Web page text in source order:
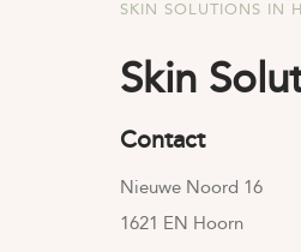
SKIN SOLUTIONS IN
Skin
Contact
Nieuwe Noord 16
1621 EN Hoorn